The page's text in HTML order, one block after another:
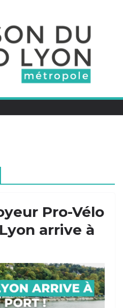
Pro-Vélo
arrive à